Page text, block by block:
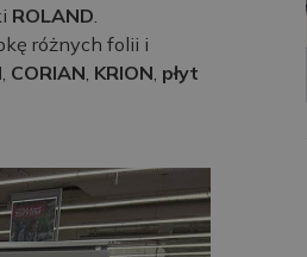
ROLAND
różnych folii i
CORIAN KRION płyt